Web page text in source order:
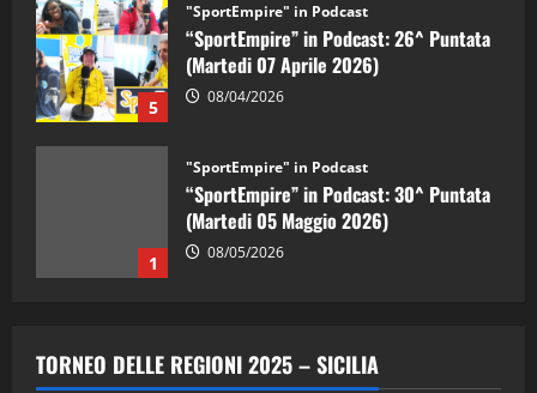
5
"SportEmpire" in Podcast
“SportEmpire” in Podcast: 26^ Puntata
(Martedi 07 Aprile 2026)
08/04/2026
1
"SportEmpire" in Podcast
“SportEmpire” in Podcast: 30^ Puntata
(Martedi 05 Maggio 2026)
08/05/2026
“SportEmpire” in Podcast: 29^ Puntata
(Martedi 28 Aprile 2026)
TORNEO DELLE REGIONI 2025 – SICILIA